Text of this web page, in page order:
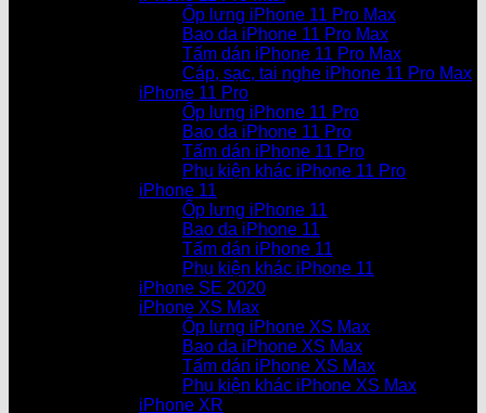
Ốp lưng iPhone 11 Pro Max
Bao da iPhone 11 Pro Max
Tấm dán iPhone 11 Pro Max
Cáp, sạc, tai nghe iPhone 11 Pro Max
iPhone 11 Pro
Ốp lưng iPhone 11 Pro
Bao da iPhone 11 Pro
Tấm dán iPhone 11 Pro
Phụ kiện khác iPhone 11 Pro
iPhone 11
Ốp lưng iPhone 11
Bao da iPhone 11
Tấm dán iPhone 11
Phụ kiện khác iPhone 11
iPhone SE 2020
iPhone XS Max
Ốp lưng iPhone XS Max
Bao da iPhone XS Max
Tấm dán iPhone XS Max
Phụ kiện khác iPhone XS Max
iPhone XR